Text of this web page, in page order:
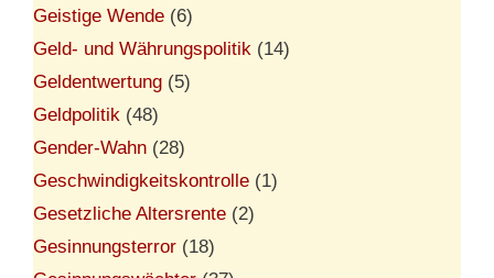
Geistige Wende (6)
Geld- und Währungspolitik (14)
Geldentwertung (5)
Geldpolitik (48)
Gender-Wahn (28)
Geschwindigkeitskontrolle (1)
Gesetzliche Altersrente (2)
Gesinnungsterror (18)